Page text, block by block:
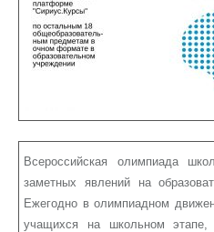
Всероссийская олимпиада
заметных явлений на
Ежегодно в олимпиадном
учащихся на школьном